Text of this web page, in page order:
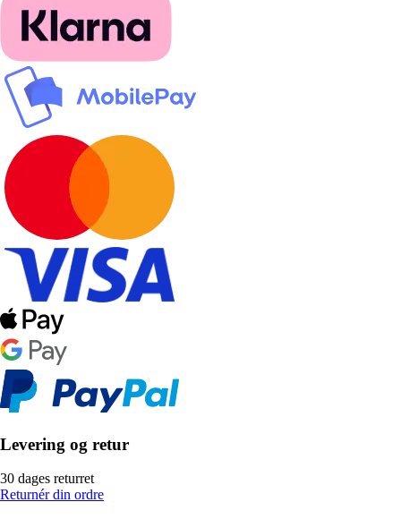
Levering og retur
30 dages returret
Returnér din ordre